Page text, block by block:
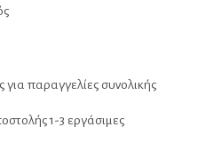
παραγγελίες συνολικής
1-3 εργάσιμες